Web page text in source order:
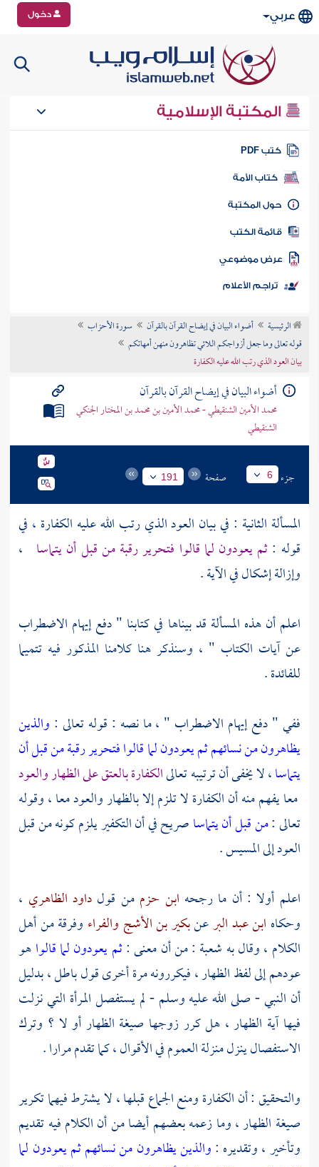
عربي دخول
المكتبة الإسلامية
كتب PDF
كتاب الأمة
المكتبة
الكتب
موضوعي
تراجم الأعلام
الرئيسية أضواء البيان في إيضاح القرآن بالقرآن
سورة الأحزاب
قوله تعالى وما جعل أزواجكم اللائي تظاهرون منهن أمهاتكم
بيان العود الذي رتب الله عليه الكفارة
أضواء البيان في إيضاح القرآن بالقرآن
محمد الأمين الشنقيطي - محمد الأمين بن محمد بن المختار الجنكي
الشنقيطي
جزء 6 صفحة 191
المسألة الثانية : في بيان العود الذي رتب الله عليه الكفارة ، في
قوله :ثم يعودون لما قالوا فتحرير رقبة من قبل أن يتماسا ،
وإزالة إشكال في الآية .
اعلم أن هذه المسألة قد بيناها في كتابنا " دفع إيهام الاضطراب
عن آيات الكتاب " ، وسنذكر هنا كلامنا المذكور فيه تتميما
للفائدة .
ففي " دفع إيهام الاضطراب " ، ما نصه : قوله تعالى : والذين
يظاهرون من نسائهم ثم يعودون لما قالوا فتحرير رقبة من قبل أن
يتماسا، لا يخفى أن ترتيبه تعالىالكفارة بالعتق على الظهار والعود
معا يفهم منه أن الكفارة لا تلزم إلا بالظهار والعود معا ، وقوله
تعالى :من قبل أن يتماساصريح في أن التكفير يلزم كونه من قبل
العود إلى المسيس .
اعلم أولا : أن ما رجحه ابن حزممن قول داود الظاهري ،
وحكاه ابن عبد البرعنبكير بن الأشج والفراء وفرقة من أهل
الكلام ، وقال به شعبة : من أن معنى :ثم يعودون لما قالواهو
عودهم إلى لفظ الظهار ، فيكررونه مرة أخرى قول باطل ، بدليل
أن النبي - صلى الله عليه وسلم - لم يستفصل المرأة التي نزلت
فيها آية الظهار ، هل كرر زوجها صيغة الظهار أو لا ؟ وترك
الاستفصال ينزل منزلة العموم في الأقوال ، كما تقدم مرارا .
والتحقيق : أن الكفارة ومنع الجماع قبلها ، لا يشترط فيهما تكرير
صيغة الظهار ، وما زعمه بعضهم أيضا من أن الكلام فيه تقديم
وتأخير ، وتقديره :والذين يظاهرون من نسائهم ثم يعودون لما